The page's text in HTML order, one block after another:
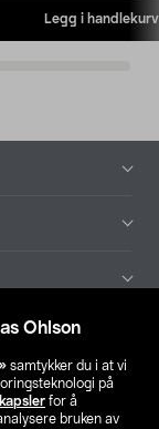
Ohlson
samtykker du i at vi
på
for å
bruken av
Legg i handlekurv